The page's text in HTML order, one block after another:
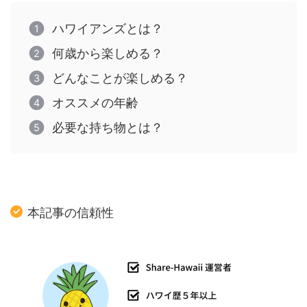
ハワイアンズとは？
何歳から楽しめる？
どんなことが楽しめる？
オススメの年齢
必要な持ち物とは？
本記事の信頼性